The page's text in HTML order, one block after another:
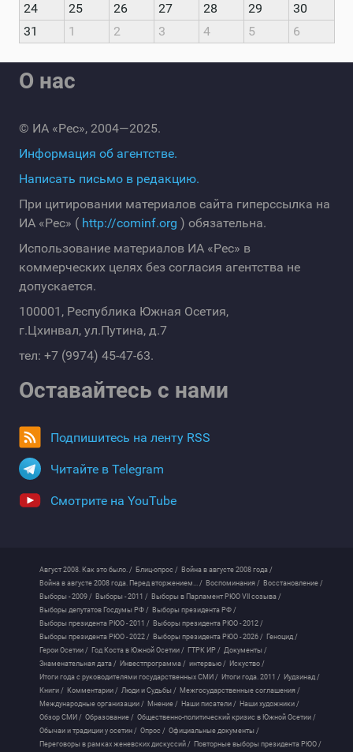
24
25 26 27 28 29
30
31
1 2 3 4 5 6
О нас
© ИА «Рес», 2004—2025.
Информация об агентстве.
Написать письмо в редакцию.
При цитировании материалов сайта гиперссылка на
ИА «Рес» ( http://cominf.org ) обязательна.
Использование материалов ИА «Рес» в
коммерческих целях без согласия агентства не
допускается.
100001, Республика Южная Осетия,
г.Цхинвал, ул.Путина, д.7
тел: +7 (9974) 45-47-63.
Оставайтесь с нами
Подпишитесь на ленту RSS
Читайте в Telegram
Смотрите на YouTube
Август 2008. Как это было. / Блиц-опрос / Война в августе 2008 года /
Война в августе 2008 года. Перед вторжением... / Воспоминания / Восстановление /
Выборы - 2009 / Выборы - 2011 / Выборы в Парламент РЮО VII созыва /
Выборы депутатов Госдумы РФ / Выборы президента РФ /
Выборы президента РЮО - 2011 / Выборы президента РЮО - 2012 /
Выборы президента РЮО - 2022 / Выборы президента РЮО - 2026 / Геноцид /
Герои Осетии / Год Коста в Южной Осетии / ГТРК ИР / Документы /
Знаменательная дата / Инвестпрограмма / интервью / Искуство /
Итоги года с руководителями государственных СМИ / Итоги года. 2011 / Иудзинад /
Книги / Комментарии / Люди и Судьбы / Межгосударственные соглашения /
Международные организации / Мнение / Наши писатели / Наши художники /
Обзор СМИ / Образование / Общественно-политический кризис в Южной Осетии /
Обычаи и традиции у осетин / Опрос / Официальные документы /
Переговоры в рамках женевских дискуссий / Повторные выборы президента РЮО /